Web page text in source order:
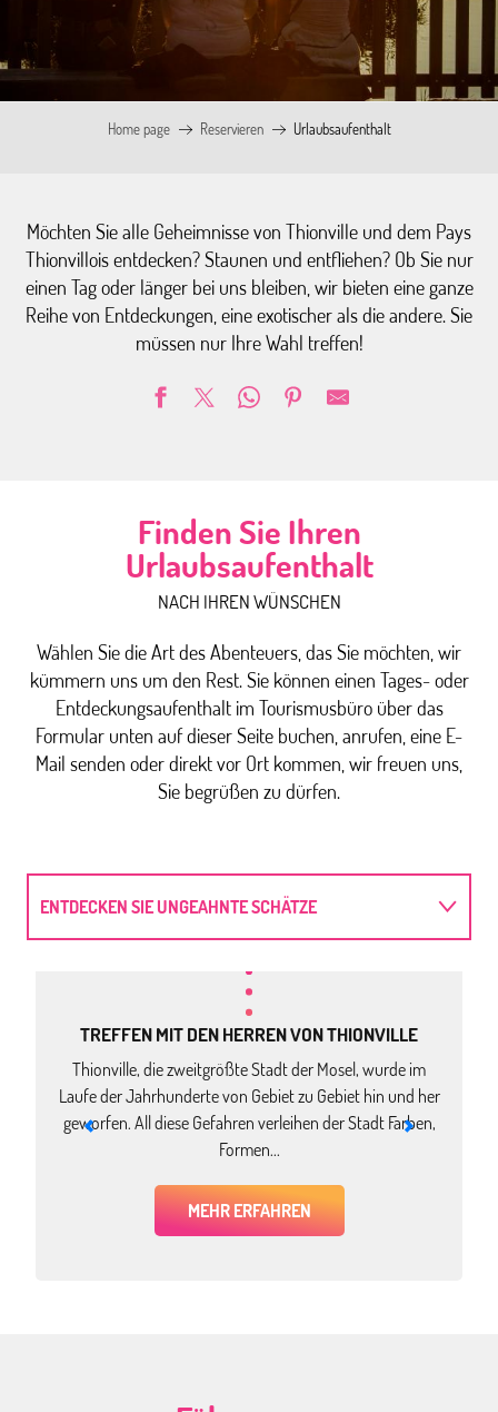
Home page Reservieren Urlaubsaufenthalt
Möchten Sie alle Geheimnisse von Thionville und dem Pays
Thionvillois entdecken? Staunen und entfliehen? Ob Sie nur
einen Tag oder länger bei uns bleiben, wir bieten eine ganze
Reihe von Entdeckungen, eine exotischer als die andere. Sie
müssen nur Ihre Wahl treffen!
Finden Sie Ihren
Urlaubsaufenthalt
NACH IHREN WÜNSCHEN
Wählen Sie die Art des Abenteuers, das Sie möchten, wir
kümmern uns um den Rest. Sie können einen Tages- oder
Entdeckungsaufenthalt im Tourismusbüro über das
Formular unten auf dieser Seite buchen, anrufen, eine E-
Mail senden oder direkt vor Ort kommen, wir freuen uns,
Sie begrüßen zu dürfen.
ENTDECKEN SIE UNGEAHNTE SCHÄTZE
KULISSENWECHSEL
SICH SELBST ÜBERTREFFEN
TREFFEN MIT DEN HERREN VON THIONVILLE
Thionville, die zweitgrößte Stadt der Mosel, wurde im
Laufe der Jahrhunderte von Gebiet zu Gebiet hin und her
geworfen. All diese Gefahren verleihen der Stadt Farben,
Formen...
MEHR ERFAHREN